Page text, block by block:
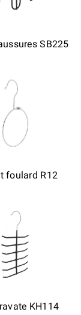
SB225
foulard R12
KH114